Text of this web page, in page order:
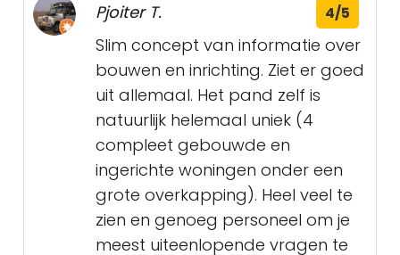
Pjoiter T. 4/5
Slim concept van informatie over
bouwen en inrichting. Ziet er goed
uit allemaal. Het pand zelf is
natuurlijk helemaal uniek (4
compleet gebouwde en
ingerichte woningen onder een
grote overkapping). Heel veel te
zien en genoeg personeel om je
meest uiteenlopende vragen te